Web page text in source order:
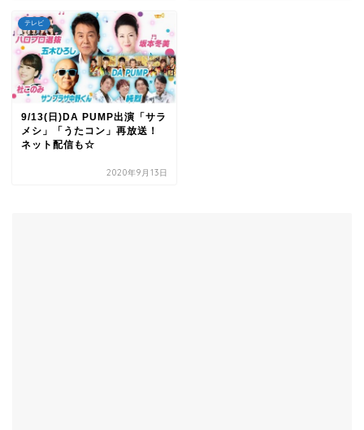
テレビ
9/13(日)DA PUMP出演「サラ
メシ」「うたコン」再放送！
ネット配信も☆
2020年9月13日